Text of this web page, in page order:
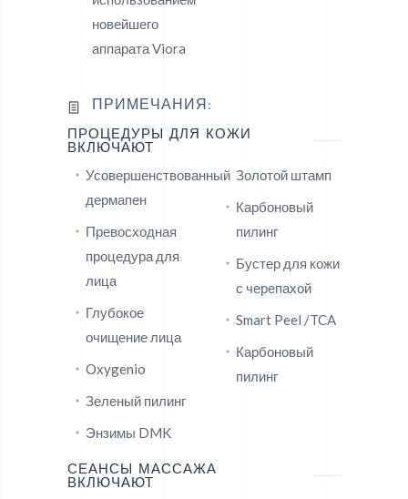
новейшего
аппарата Viora
ПРИМЕЧАНИЯ:
ПРОЦЕДУРЫ ДЛЯ КОЖИ
ВКЛЮЧАЮТ
Усовершенствованный
дермапен
Превосходная
процедура для
лица
Глубокое
очищение лица
Oxygenio
Зеленый пилинг
Энзимы DMK
Золотой штамп
Карбоновый
пилинг
Бустер для кожи
с черепахой
Smart Peel /TCA
Карбоновый
пилинг
СЕАНСЫ МАССАЖА
ВКЛЮЧАЮТ